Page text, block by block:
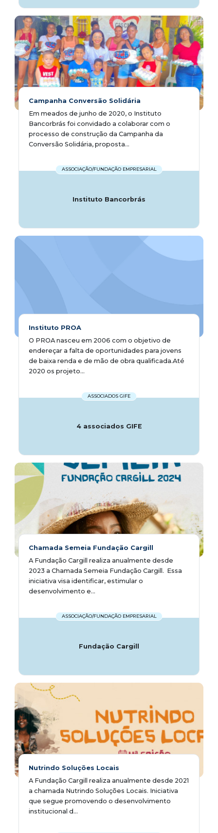
Campanha Conversão Solidária
Em meados de junho de 2020, o Instituto
Bancorbrás foi convidado a colaborar com o
processo de construção da Campanha da
Conversão Solidária, proposta...
ASSOCIAÇÃO/FUNDAÇÃO EMPRESARIAL
Instituto Bancorbrás
Instituto PROA
O PROA nasceu em 2006 com o objetivo de
endereçar a falta de oportunidades para jovens
de baixa renda e de mão de obra qualificada.Até
2020 os projeto...
ASSOCIADOS GIFE
4 associados GIFE
Chamada Semeia Fundação Cargill
A Fundação Cargill realiza anualmente desde
2023 a Chamada Semeia Fundação Cargill. Essa
iniciativa visa identificar, estimular o
desenvolvimento e...
ASSOCIAÇÃO/FUNDAÇÃO EMPRESARIAL
Fundação Cargill
Nutrindo Soluções Locais
A Fundação Cargill realiza anualmente desde 2021
a chamada Nutrindo Soluções Locais. Iniciativa
que segue promovendo o desenvolvimento
institucional d...